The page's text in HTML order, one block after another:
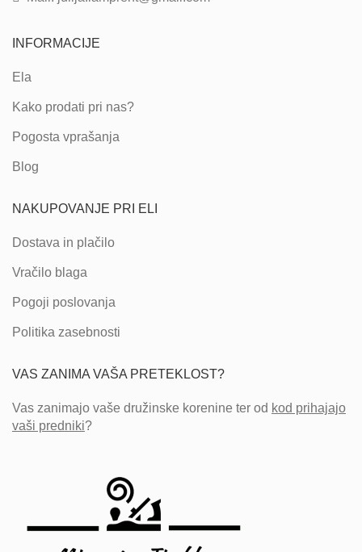
INFORMACIJE
Ela
Kako prodati pri nas?
Pogosta vprašanja
Blog
NAKUPOVANJE PRI ELI
Dostava in plačilo
Vračilo blaga
Pogoji poslovanja
Politika zasebnosti
VAS ZANIMA VAŠA PRETEKLOST?
Vas zanimajo vaše družinske korenine ter od kod prihajajo
vaši predniki?